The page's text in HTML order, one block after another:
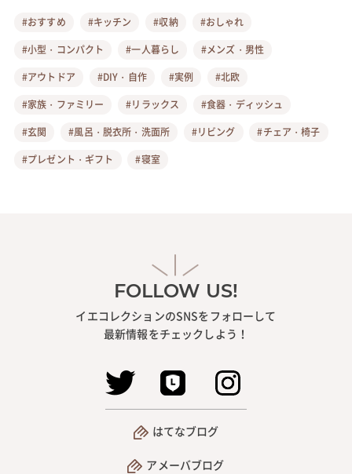
#おすすめ #キッチン #収納
#おしゃれ
#小型・コンパクト
#一人暮らし
#メンズ・男性
#アウトドア
#DIY・自作 #実例
#北欧
#家族・ファミリー
#リラックス
#食器・ディッシュ
#玄関
#風呂・脱衣所・洗面所 #リビング
#チェア・椅子
#プレゼント・ギフト
#寝室
FOLLOW US!
イエコレクションのSNSをフォローして
最新情報をチェックしよう！
はてなブログ
アメーバブログ